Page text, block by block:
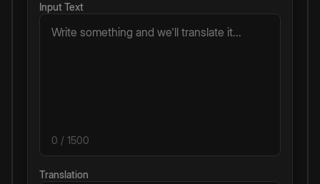
Input Text
0 / 1500
Translation